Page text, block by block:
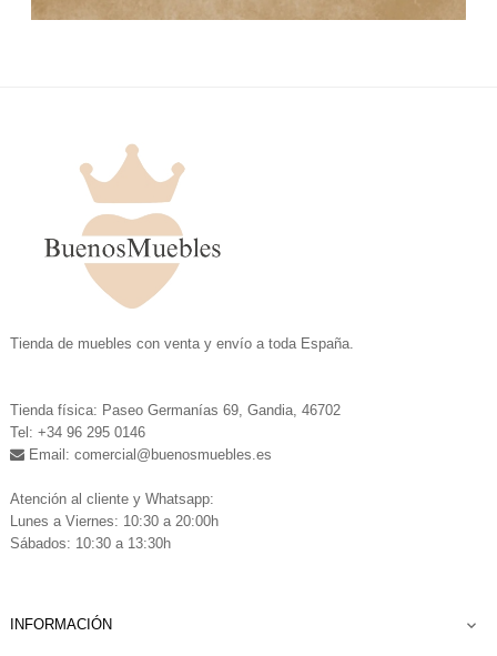
Tienda de muebles con venta y envío a toda España.
Tienda física: Paseo Germanías 69, Gandia, 46702
Tel: +34 96 295 0146
Email: comercial @buenosmuebles.es
Atención al cliente y Whatsapp:
Lunes a Viernes: 10:30 a 20:00h
Sábados: 10:30 a 13:30h
INFORMACIÓN 